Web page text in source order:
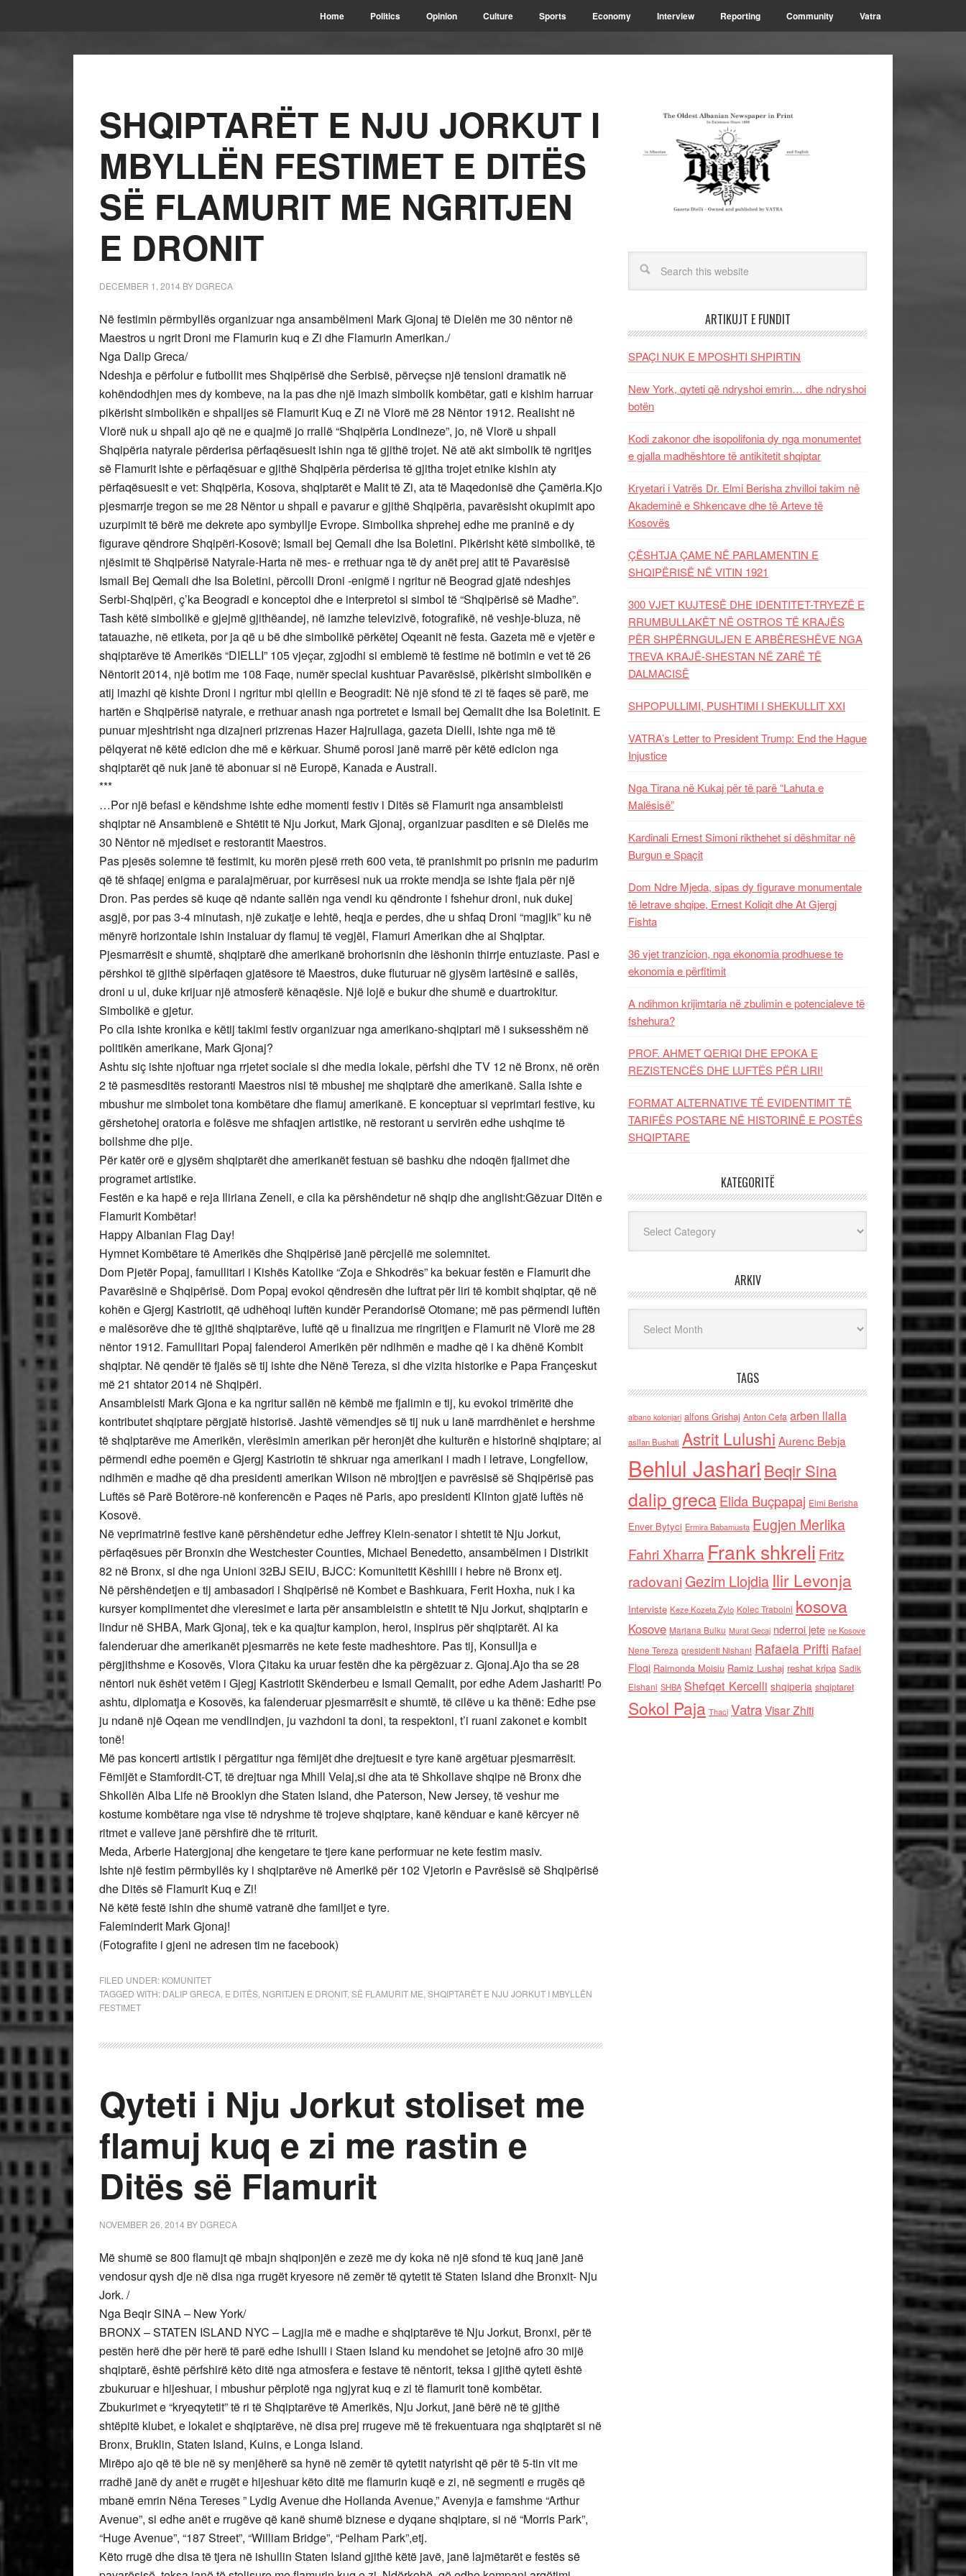
Home Politics Opinion Culture Sports Economy Interview Reporting Community Vatra
SHQIPTARËT E NJU JORKUT I
MBYLLËN FESTIMET E DITËS
SË FLAMURIT ME NGRITJEN
E DRONIT
DECEMBER 1, 2014 BY DGRECA
Në festimin përmbyllës organizuar nga ansambëlmeni Mark Gjonaj të Dielën me 30 nëntor në
Maestros u ngrit Droni me Flamurin kuq e Zi dhe Flamurin Amerikan./
Nga Dalip Greca/
Ndeshja e përfolur e futbollit mes Shqipërisë dhe Serbisë, përveçse një tensioni dramatik në
kohëndodhjen mes dy kombeve, na la pas dhe një imazh simbolik kombëtar, gati e kishim harruar
pikërisht simbolikën e shpalljes së Flamurit Kuq e Zi në Vlorë më 28 Nëntor 1912. Realisht në
Vlorë nuk u shpall ajo që ne e quajmë jo rrallë “Shqipëria Londineze”, jo, në Vlorë u shpall
Shqipëria natyrale përderisa përfaqësuesit ishin nga të gjithë trojet. Në atë akt simbolik të ngritjes
së Flamurit ishte e përfaqësuar e gjithë Shqipëria përderisa të gjitha trojet etnike kishin aty
përfaqësuesit e vet: Shqipëria, Kosova, shqiptarët e Malit të Zi, ata të Maqedonisë dhe Çamëria.Kjo
pjesmarrje tregon se me 28 Nëntor u shpall e pavarur e gjithë Shqipëria, pavarësisht okupimit apo
uzurpimit të bërë me dekrete apo symbyllje Evrope. Simbolika shprehej edhe me praninë e dy
figurave qëndrore Shqipëri-Kosovë; Ismail bej Qemali dhe Isa Boletini. Pikërisht këtë simbolikë, të
njësimit të Shqipërisë Natyrale-Harta në mes- e rrethuar nga të dy anët prej atit të Pavarësisë
Ismail Bej Qemali dhe Isa Boletini, përcolli Droni -enigmë i ngritur në Beograd gjatë ndeshjes
Serbi-Shqipëri, ç’ka Beogradi e konceptoi dhe e interpretoi si simbol të “Shqipërisë së Madhe”.
Tash këtë simbolikë e gjejmë gjithëandej, në iamzhe televizivë, fotografikë, në veshje-bluza, në
tatauazhe, në etiketa, por ja që u bë dhe simbolikë përkëtej Oqeanit në festa. Gazeta më e vjetër e
shqiptarëve të Amerikës “DIELLI” 105 vjeçar, zgjodhi si emblemë të festime në botimin e vet të 26
Nëntorit 2014, një botim me 108 Faqe, numër special kushtuar Pavarësisë, pikërisht simbolikën e
atij imazhi që kishte Droni i ngritur mbi qiellin e Beogradit: Në një sfond të zi të faqes së parë, me
hartën e Shqipërisë natyrale, e rrethuar anash nga portretet e Ismail bej Qemalit dhe Isa Boletinit. E
punuar mjeshtrisht nga dizajneri prizrenas Hazer Hajrullaga, gazeta Dielli, ishte nga më të
pëlqyerat në këtë edicion dhe më e kërkuar. Shumë porosi janë marrë për këtë edicion nga
shqiptarët që nuk janë të abonuar si në Europë, Kanada e Australi.
***
…Por një befasi e këndshme ishte edhe momenti festiv i Ditës së Flamurit nga ansambleisti
shqiptar në Ansamblenë e Shtëtit të Nju Jorkut, Mark Gjonaj, organizuar pasditen e së Dielës me
30 Nëntor në mjediset e restorantit Maestros.
Pas pjesës solemne të festimit, ku morën pjesë rreth 600 veta, të pranishmit po prisnin me padurim
që të shfaqej enigma e paralajmëruar, por kurrësesi nuk ua rrokte mendja se ishte fjala për një
Dron. Pas perdes së kuqe që ndante sallën nga vendi ku qëndronte i fshehur droni, nuk dukej
asgjë, por pas 3-4 minutash, një zukatje e lehtë, heqja e perdes, dhe u shfaq Droni “magjik” ku në
mënyrë horizontale ishin instaluar dy flamuj të vegjël, Flamuri Amerikan dhe ai Shqiptar.
Pjesmarrësit e shumtë, shqiptarë dhe amerikanë brohorisnin dhe lëshonin thirrje entuziaste. Pasi e
përshkoi të gjithë sipërfaqen gjatësore të Maestros, duke fluturuar në gjysëm lartësinë e sallës,
droni u ul, duke krijuar një atmosferë kënaqësie. Një lojë e bukur dhe shumë e duartrokitur.
Simbolikë e gjetur.
Po cila ishte kronika e këtij takimi festiv organizuar nga amerikano-shqiptari më i suksesshëm në
politikën amerikane, Mark Gjonaj?
Ashtu siç ishte njoftuar nga rrjetet sociale si dhe media lokale, përfshi dhe TV 12 në Bronx, në orën
2 të pasmesditës restoranti Maestros nisi të mbushej me shqiptarë dhe amerikanë. Salla ishte e
mbushur me simbolet tona kombëtare dhe flamuj amerikanë. E konceptuar si veprimtari festive, ku
gërshetohej oratoria e folësve me shfaqjen artistike, në restorant u servirën edhe ushqime të
bollshme dhe pije.
Për katër orë e gjysëm shqiptarët dhe amerikanët festuan së bashku dhe ndoqën fjalimet dhe
programet artistike.
Festën e ka hapë e reja Iliriana Zeneli, e cila ka përshëndetur në shqip dhe anglisht:Gëzuar Ditën e
Flamurit Kombëtar!
Happy Albanian Flag Day!
Hymnet Kombëtare të Amerikës dhe Shqipërisë janë përcjellë me solemnitet.
Dom Pjetër Popaj, famullitari i Kishës Katolike “Zoja e Shkodrës” ka bekuar festën e Flamurit dhe
Pavarësinë e Shqipërisë. Dom Popaj evokoi qëndresën dhe luftrat për liri të kombit shqiptar, që në
kohën e Gjergj Kastriotit, që udhëhoqi luftën kundër Perandorisë Otomane; më pas përmendi luftën
e malësorëve dhe të gjithë shqiptarëve, luftë që u finalizua me ringritjen e Flamurit në Vlorë me 28
nëntor 1912. Famullitari Popaj falenderoi Amerikën për ndihmën e madhe që i ka dhënë Kombit
shqiptar. Në qendër të fjalës së tij ishte dhe Nënë Tereza, si dhe vizita historike e Papa Françeskut
më 21 shtator 2014 në Shqipëri.
Ansambleisti Mark Gjona e ka ngritur sallën në këmbë me fjalimin e tij, ku evokoi trimëritë dhe
kontributet shqiptare përgjatë historisë. Jashtë vëmendjes së tij nuk u lanë marrdhëniet e hershme
të shqiptarëve me Amerikën, vlerësimin amerikan për heronjët dhe kulturën e historinë shqiptare; ai
përmendi edhe poemën e Gjergj Kastriotin të shkruar nga amerikani i madh i letrave, Longfellow,
ndihmën e madhe që dha presidenti amerikan Wilson në mbrojtjen e pavrësisë së Shqipërisë pas
Luftës së Parë Botërore-në konferencën e Paqes në Paris, apo presidenti Klinton gjatë luftës në
Kosovë.
Në veprimatrinë festive kanë përshëndetur edhe Jeffrey Klein-senator i shtetit të Nju Jorkut,
përfaqësues për Bronxin dhe Westchester Counties, Michael Benedetto, ansambëlmen i Distrikit
82 në Bronx, si dhe nga Unioni 32BJ SEIU, BJCC: Komunitetit Këshilli i hebre në Bronx etj.
Në përshëndetjen e tij ambasadori i Shqipërisë në Kombet e Bashkuara, Ferit Hoxha, nuk i ka
kursyer komplimentet dhe vleresimet e larta për ansambleistin e shtetit të Nju Jorkut, shqiptarin e
lindur në SHBA, Mark Gjonaj, tek e ka quajtur kampion, heroi, inspirus për shqiptarët. Ai ka
falenderuar dhe amerikanët pjesmarrës ne kete feste madheshtore. Pas tij, Konsullja e
përgjithshme e Kosovës, Vlora Çitaku ka uruar festën dhe ka përgëzuar z. Gjonaj.Ajo tha se 28
nëntori nuk ëshët vetëm i Gjegj Kastriotit Skënderbeu e Ismail Qemalit, por edhe Adem Jasharit! Po
ashtu, diplomatja e Kosovës, ka falenderuar pjesmarrësit e shumtë, të cilëve u ka thënë: Edhe pse
ju ndanë një Oqean me vendlindjen, ju vazhdoni ta doni, ta respektoni, t’i ruani zakonet e kombit
tonë!
Më pas koncerti artistik i përgatitur nga fëmijët dhe drejtuesit e tyre kanë argëtuar pjesmarrësit.
Fëmijët e Stamfordit-CT, të drejtuar nga Mhill Velaj,si dhe ata të Shkollave shqipe në Bronx dhe
Shkollën Alba Life në Brooklyn dhe Staten Island, dhe Paterson, New Jersey, të veshur me
kostume kombëtare nga vise të ndryshme të trojeve shqiptare, kanë kënduar e kanë kërcyer në
ritmet e valleve janë përshfirë dhe të rriturit.
Meda, Arberie Hatergjonaj dhe kengetare te tjere kane performuar ne kete festim masiv.
Ishte një festim përmbyllës ky i shqiptarëve në Amerikë për 102 Vjetorin e Pavrësisë së Shqipërisë
dhe Ditës së Flamurit Kuq e Zi!
Në këtë festë ishin dhe shumë vatranë dhe familjet e tyre.
Faleminderit Mark Gjonaj!
(Fotografite i gjeni ne adresen tim ne facebook)
FILED UNDER: KOMUNITET
TAGGED WITH: DALIP GRECA E DITËS NGRITJEN E DRONIT, SË FLAMURIT ME SHQIPTARËT E NJU JORKUT I MBYLLËN
FESTIMET
Qyteti i Nju Jorkut stoliset me
flamuj kuq e zi me rastin e
Ditës së Flamurit
NOVEMBER 26, 2014 BY DGRECA
Më shumë se 800 flamujt që mbajn shqiponjën e zezë me dy koka në një sfond të kuq janë janë
vendosur qysh dje në disa nga rrugët kryesore në zemër të qytetit të Staten Island dhe Bronxit- Nju
Jork. /
Nga Beqir SINA – New York/
BRONX – STATEN ISLAND NYC – Lagjia më e madhe e shqiptarëve të Nju Jorkut, Bronxi, për të
pestën herë dhe për herë të parë edhe ishulli i Staen Island ku mendohet se jetojnë afro 30 mijë
shqiptarë, është përfshirë këto ditë nga atmosfera e festave të nëntorit, teksa i gjithë qyteti është
zbukuruar e hijeshuar, i mbushur përplotë nga ngjyrat kuq e zi të flamurit tonë kombëtar.
Zbukurimet e “kryeqytetit” të ri të Shqiptarëve të Amerikës, Nju Jorkut, janë bërë në të gjithë
shtëpitë klubet, e lokalet e shqiptarëve, në disa prej rrugeve më të frekuentuara nga shqiptarët si në
Bronx, Bruklin, Staten Island, Kuins, e Longa Island.
Mirëpo ajo që të bie në sy menjëherë sa hynë në zemër të qytetit natyrisht që për të 5-tin vit me
rradhë janë dy anët e rrugët e hijeshuar këto ditë me flamurin kuqë e zi, në segmenti e rrugës që
mbanë emrin Nëna Tereses ” Lydig Avenue dhe Hollanda Avenue,” Avenyja e famshme “Arthur
Avenue”, si edhe anët e rrugëve që kanë shumë biznese e dyqane shqiptare, si në “Morris Park”,
“Huge Avenue”, “187 Street”, “William Bridge”, “Pelham Park”,etj.
Këto rrugë dhe disa të tjera në ishullin Staten Island gjithë këtë javë, janë lajmëtarët e festës së
ARTIKUJT E FUNDIT
SPAÇI NUK E MPOSHTI SHPIRTIN
New York, qyteti që ndryshoi emrin… dhe ndryshoi
botën
Kodi zakonor dhe isopolifonia dy nga monumentet
e gjalla madhështore të antikitetit shqiptar
Kryetari i Vatrës Dr. Elmi Berisha zhvilloi takim në
Akademinë e Shkencave dhe të Arteve të
Kosovës
ÇËSHTJA ÇAME NË PARLAMENTIN E
SHQIPËRISË NË VITIN 1921
300 VJET KUJTESË DHE IDENTITET-TRYEZË E
RRUMBULLAKËT NË OSTROS TË KRAJËS
PËR SHPËRNGULJEN E ARBËRESHËVE NGA
TREVA KRAJË-SHESTAN NË ZARË TË
DALMACISË
SHPOPULLIMI, PUSHTIMI I SHEKULLIT XXI
VATRA’s Letter to President Trump: End the Hague
Injustice
Nga Tirana në Kukaj për të parë “Lahuta e
Malësisë”
Kardinali Ernest Simoni rikthehet si dëshmitar në
Burgun e Spaçit
Dom Ndre Mjeda, sipas dy figurave monumentale
të letrave shqipe, Ernest Koliqit dhe At Gjergj
Fishta
36 vjet tranzicion, nga ekonomia prodhuese te
ekonomia e përfitimit
A ndihmon krijimtaria në zbulimin e potencialeve të
fshehura?
PROF. AHMET QERIQI DHE EPOKA E
REZISTENCЁS DHE LUFTЁS PЁR LIRI!
FORMAT ALTERNATIVE TË EVIDENTIMIT TË
TARIFËS POSTARE NË HISTORINË E POSTËS
SHQIPTARE
KATEGORITË
ARKIV
TAGS
albano kolonjari alfons Grishaj Anton Cefa arben llalla
asllan Bushati Astrit Lulushi Aurenc Bebja
Behlul Jashari Beqir Sina
dalip grecaElida Buçpapaj Elmi Berisha
Enver Bytyci Ermira Babamusta Eugjen Merlika
Fahri Xharra Frank shkreli Fritz
radovaniGezim Llojdia Ilir Levonja
Interviste Keze Kozeta Zylo Kolec Traboini kosova
Kosove Marjana Bulku Murat Gecaj nderroi jete ne Kosove
Nene Tereza presidenti Nishani Rafaela Prifti Rafael
Floqi Raimonda Moisiu Ramiz Lushaj reshat kripa Sadik
Elshani SHBA Shefqet Kercelli shqiperia shqiptaret
Sokol Paja Thaci VatraVisar Zhiti